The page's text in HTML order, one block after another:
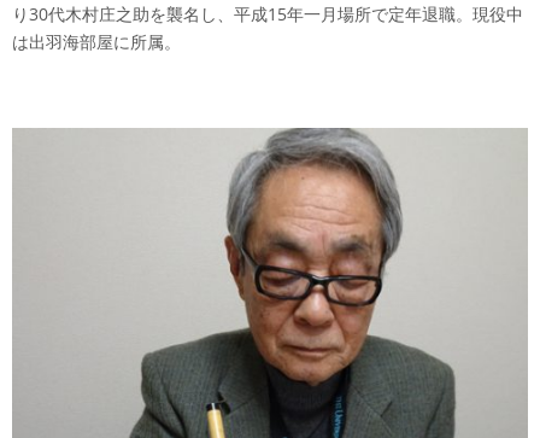
り30代木村庄之助を襲名し、平成15年一月場所で定年退職。現役中
は出羽海部屋に所属。